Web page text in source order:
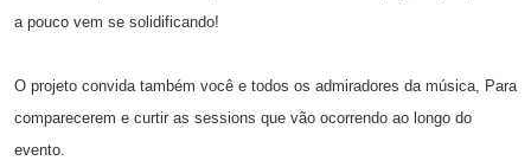
a pouco vem se solidificando!
O projeto convida também você e todos os admiradores da música, Para
comparecerem e curtir as sessions que vão ocorrendo ao longo do
evento.